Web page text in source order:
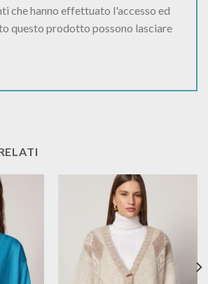
che hanno effettuato l'accesso ed
questo prodotto possono lasciare